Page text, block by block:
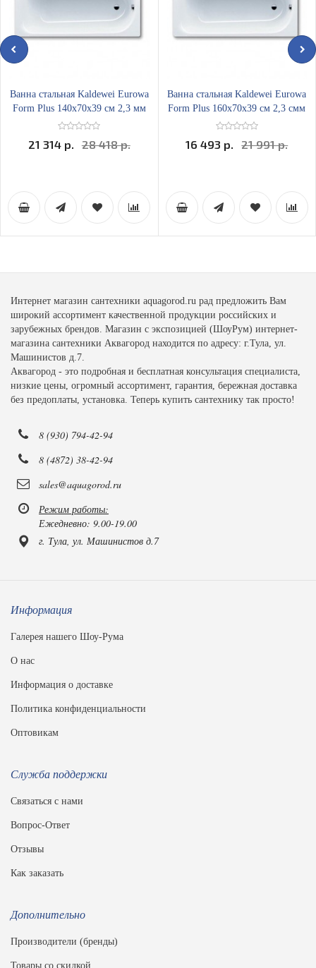
Ванна стальная Kaldewei Eurowa
Form Plus 140х70x39 см 2,3 мм
21 314 р. 28 418 р.
Ванна стальная Kaldewei Eurowa
Form Plus 160х70x39 см 2,3 смм
16 493 р. 21 991 р.
Интернет магазин сантехники aquagorod.ru рад предложить Вам
широкий ассортимент качественной продукции российских и
зарубежных брендов. Магазин с экспозицией (ШоуРум) интернет-
магазина сантехники Аквагород находится по адресу: г.Тула, ул.
Машинистов д.7.
Аквагород - это подробная и бесплатная консультация специалиста,
низкие цены, огромный ассортимент, гарантия, бережная доставка
без предоплаты, установка. Теперь купить сантехнику так просто!
8 (930) 794-42-94
8 (4872) 38-42-94
sales@aquagorod.ru
Режим работы:
Ежедневно: 9.00-19.00
г. Тула, ул. Машинистов д.7
Информация
Галерея нашего Шоу-Рума
О нас
Информация о доставке
Политика конфиденциальности
Оптовикам
Служба поддержки
Связаться с нами
Вопрос-Ответ
Отзывы
Как заказать
Дополнительно
Производители (бренды)
Товары со скидкой